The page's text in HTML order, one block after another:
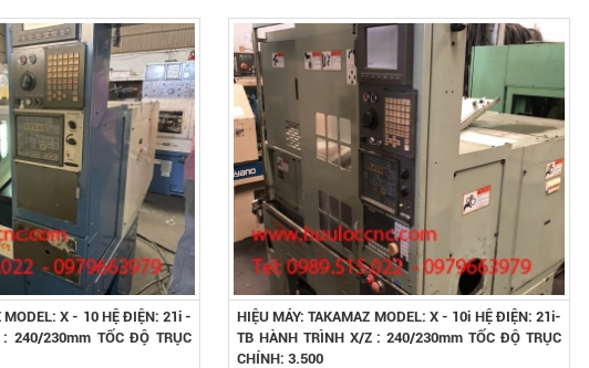
MODEL: X - 10 HỆ ĐIỆN: 21i -
240/230mm TỐC ĐỘ TRỤC
HIỆU MÁY: TAKAMAZ MODEL: X - 10i HỆ ĐIỆN: 21i-
TB HÀNH TRÌNH X/Z : 240/230mm TỐC ĐỘ TRỤC
CHÍNH: 3.500